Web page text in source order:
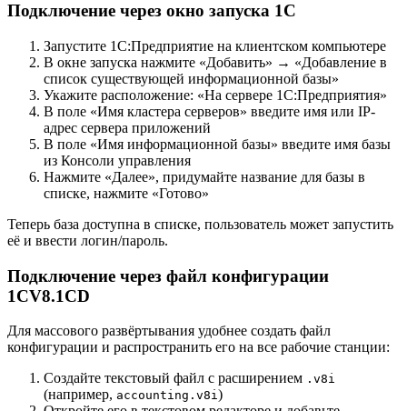
Подключение через окно запуска 1С
Запустите 1С:Предприятие на клиентском компьютере
В окне запуска нажмите «Добавить» → «Добавление в
список существующей информационной базы»
Укажите расположение: «На сервере 1С:Предприятия»
В поле «Имя кластера серверов» введите имя или IP-
адрес сервера приложений
В поле «Имя информационной базы» введите имя базы
из Консоли управления
Нажмите «Далее», придумайте название для базы в
списке, нажмите «Готово»
Теперь база доступна в списке, пользователь может запустить
её и ввести логин/пароль.
Подключение через файл конфигурации
1CV8.1CD
Для массового развёртывания удобнее создать файл
конфигурации и распространить его на все рабочие станции:
Создайте текстовый файл с расширением .v8i
(например, accounting.v8i)